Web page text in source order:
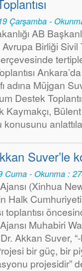
Çarşamba -
AB
Birliği Sivil
adına Müjgan
Destek
Suver’le
Cuma - Okunma :
(Xinhua
Halk
toplantısı
Muhabiri
Akkan Suver,
bir güç, bir
projesidir”